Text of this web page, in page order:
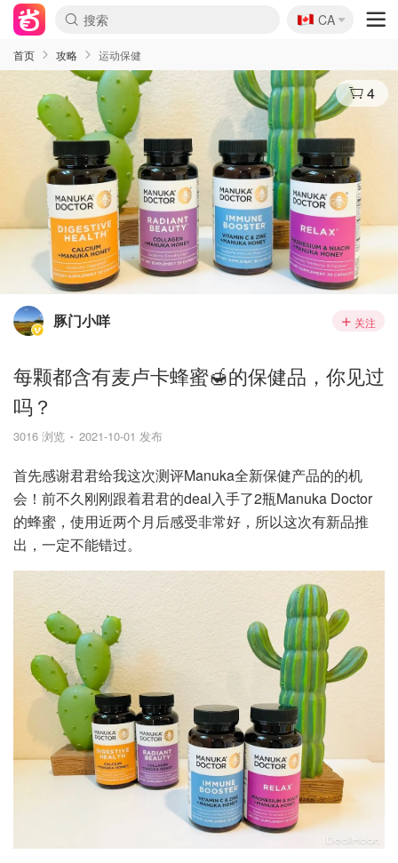
🇨🇦
CA
首页 攻略 运动保健
4
豚门小咩 关注
每颗都含有麦卢卡蜂蜜🍯的保健品，你见过
吗？
3016 浏览 2021-10-01 发布
首先感谢君君给我这次测评Manuka全新保健产品的的机
会！前不久刚刚跟着君君的deal入手了2瓶Manuka Doctor
的蜂蜜，使用近两个月后感受非常好，所以这次有新品推
出，一定不能错过。